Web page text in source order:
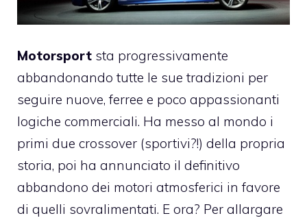
Motorsport sta progressivamente
abbandonando tutte le sue tradizioni per
seguire nuove, ferree e poco appassionanti
logiche commerciali. Ha messo al mondo i
primi due crossover (sportivi?!) della propria
storia, poi ha annunciato il definitivo
abbandono dei motori atmosferici in favore
di quelli sovralimentati. E ora? Per allargare